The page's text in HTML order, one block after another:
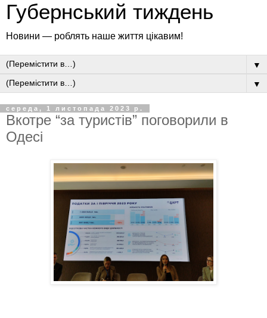
Губернський тиждень
Новини — роблять наше життя цікавим!
▼
▼
середа, 1 листопада 2023 р.
Вкотре “за туристів” поговорили в
Одесі